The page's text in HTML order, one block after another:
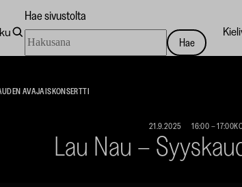
Hae sivustolta
sivustolta
Hae
AVAJAISKONSERTTI
21.9.2025 16:00 –17:00
Lau Nau –